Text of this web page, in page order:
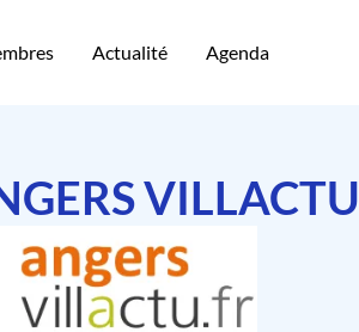
Actualité Agenda
VILLACTU